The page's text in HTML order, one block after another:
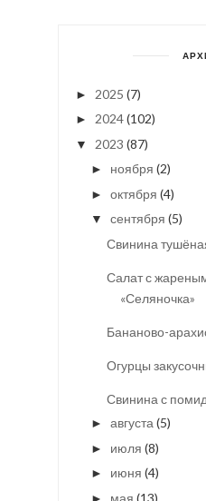
► 2025 (7)
► 2024(102)
▼ 2023 (87)
► ноября (2)
► октября (4)
▼ сентября (5)
Свинина
Салат с
«Селяночка»
Бананово-
Огурцы
Свинина с
► августа (5)
► июля (8)
► июня (4)
мая (13)